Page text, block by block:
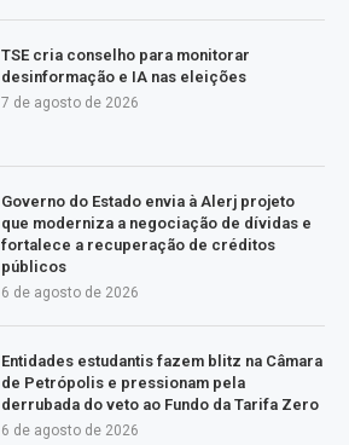
TSE cria conselho para monitorar
desinformação e IA nas eleições
7 de agosto de 2026
Governo do Estado envia à Alerj projeto
que moderniza a negociação de dívidas e
fortalece a recuperação de créditos
públicos
6 de agosto de 2026
Entidades estudantis fazem blitz na Câmara
de Petrópolis e pressionam pela
derrubada do veto ao Fundo da Tarifa Zero
6 de agosto de 2026